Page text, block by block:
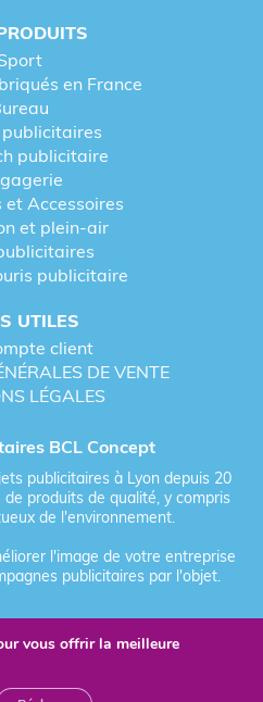
en France
publicitaire
et Accessoires
et plein-air
publicitaire
UTILES
client
DE VENTE
LÉGALES
BCL Concept
publicitaires à Lyon depuis 20
produits de qualité, y compris
de l'environnement.
l'image de votre entreprise
publicitaires par l'objet.
réservés - Objet Publicitaire
par Les Vikings
vous offrir la meilleure